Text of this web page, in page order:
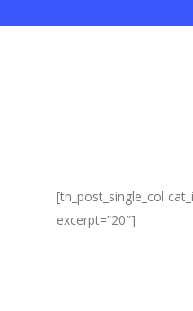
[tn_post_single_col
excerpt=”20″]